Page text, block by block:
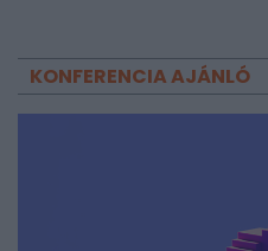
KONFERENCIA AJÁNLÓ